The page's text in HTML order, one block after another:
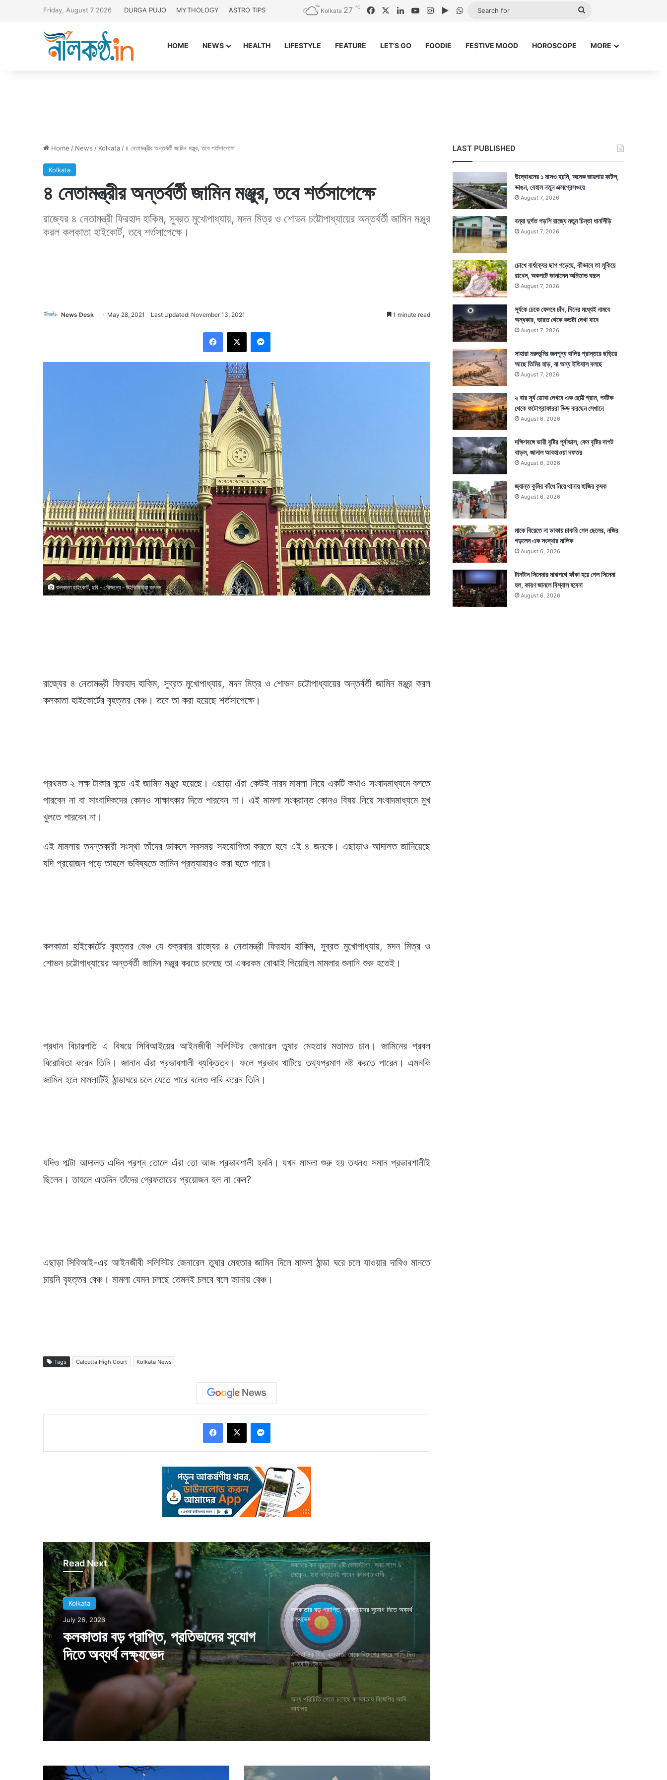
Friday, August 7 2026 DURGA PUJO MYTHOLOGY ASTRO TIPS Kolkata 27 ℃ FacebookLinkedInYouTubeInstagram
Google Play
WhatsApp
HOME NEWS HEALTH LIFESTYLE FEATURE LET’S GO FOODIE FESTIVE MOOD HOROSCOPE MORE
Home / News / Kolkata /৪ নেতামন্ত্রীর অন্তর্বর্তী জামিন মঞ্জুর, তবে শর্তসাপেক্ষে
Kolkata
৪ নেতামন্ত্রীর অন্তর্বর্তী জামিন মঞ্জুর, তবে শর্তসাপেক্ষে
রাজ্যের ৪ নেতামন্ত্রী ফিরহাদ হাকিম, সুব্রত মুখোপাধ্যায়, মদন মিত্র ও শোভন চট্টোপাধ্যায়ের অন্তর্বর্তী জামিন মঞ্জুর
করল কলকাতা হাইকোর্ট, তবে শর্তসাপেক্ষে।
News Desk May 28, 2021 Last Updated: November 13, 2021 1 minute read
কলকাতা হাইকোর্ট, ছবি - সৌজন্যে - উইকিমিডিয়া কমনস
রাজ্যের ৪ নেতামন্ত্রী ফিরহাদ হাকিম, সুব্রত মুখোপাধ্যায়, মদন মিত্র ও শোভন চট্টোপাধ্যায়ের অন্তর্বর্তী জামিন মঞ্জুর করল
কলকাতা হাইকোর্টের বৃহত্তর বেঞ্চ। তবে তা করা হয়েছে শর্তসাপেক্ষে।
প্রথমত ২ লক্ষ টাকার বন্ডে এই জামিন মঞ্জুর হয়েছে। এছাড়া এঁরা কেউই নারদ মামলা নিয়ে একটি কথাও সংবাদমাধ্যমে বলতে
পারবেন না বা সাংবাদিকদের কোনও সাক্ষাৎকার দিতে পারবেন না। এই মামলা সংক্রান্ত কোনও বিষয় নিয়ে সংবাদমাধ্যমে মুখ
খুলতে পারবেন না।
এই মামলায় তদন্তকারী সংস্থা তাঁদের ডাকলে সবসময় সহযোগিতা করতে হবে এই ৪ জনকে। এছাড়াও আদালত জানিয়েছে
যদি প্রয়োজন পড়ে তাহলে ভবিষ্যতে জামিন প্রত্যাহারও করা হতে পারে।
কলকাতা হাইকোর্টের বৃহত্তর বেঞ্চ যে শুক্রবার রাজ্যের ৪ নেতামন্ত্রী ফিরহাদ হাকিম, সুব্রত মুখোপাধ্যায়, মদন মিত্র ও
শোভন চট্টোপাধ্যায়ের অন্তর্বর্তী জামিন মঞ্জুর করতে চলেছে তা একরকম বোঝাই গিয়েছিল মামলার শুনানি শুরু হতেই।
প্রধান বিচারপতি এ বিষয়ে সিবিআইয়ের আইনজীবী সলিসিটর জেনারেল তুষার মেহতার মতামত চান। জামিনের প্রবল
বিরোধিতা করেন তিনি। জানান এঁরা প্রভাবশালী ব্যক্তিত্ব। ফলে প্রভাব খাটিয়ে তথ্যপ্রমাণ নষ্ট করতে পারেন। এমনকি
জামিন হলে মামলাটিই ঠান্ডাঘরে চলে যেতে পারে বলেও দাবি করেন তিনি।
যদিও পাল্টা আদালত এদিন প্রশ্ন তোলে এঁরা তো আজ প্রভাবশালী হননি। যখন মামলা শুরু হয় তখনও সমান প্রভাবশালীই
ছিলেন। তাহলে এতদিন তাঁদের গ্রেফতারের প্রয়োজন হল না কেন?
এছাড়া সিবিআই-এর আইনজীবী সলিসিটর জেনারেল তুষার মেহতার জামিন দিলে মামলা ঠান্ডা ঘরে চলে যাওয়ার দাবিও মানতে
চায়নি বৃহত্তর বেঞ্চ। মামলা যেমন চলছে তেমনই চলবে বলে জানায় বেঞ্চ।
Tags Calcutta High Court Kolkata News
Read Next
Kolkata
July 26, 2026
কলকাতার বড় প্রাপ্তি, প্রতিভাদের সুযোগ
দিতে অব্যর্থ লক্ষ্যভেদ
Kolkata
July 18, 2026
ঐতিহাসিক দিন, কলকাতা থেকে বিদেশের
শহরে পাড়ি দিল পণ্যবাহী ট্রেন
সবচেয়ে কম দূরত্বের ২টি রেলস্টেশন, সময় লাগে ৯
সেকেন্ড, হাত বাড়ালেই পাবেন কলকাতাবাসী
কলকাতার বড় প্রাপ্তি, প্রতিভাদের সুযোগ দিতে অব্যর্থ
লক্ষ্যভেদ
ঐতিহাসিক দিন, কলকাতা থেকে বিদেশের শহরে পাড়ি দিল
পণ্যবাহী ট্রেন
অন্য পরিচিতি পেতে চলেছে কলকাতায় বিজেপির আদি
কার্যালয়
জ
LAST PUBLISHED
উদ্বোধনের ১ মাসও হয়নি, অনেক জায়গায় ফাটল,
ভাঙন, বেহাল নতুন এক্সপ্রেসওয়ে
August 7, 2026
বন্যা দুর্গত পড়শি রাজ্যে নতুন চিন্তা ধানসিঁড়ি
August 7, 2026
চোখে বার্ধক্যের ছাপ পড়েছে, কীভাবে তা লুকিয়ে
রাখেন, অকপটে জানালেন অমিতাভ বচ্চন
August 7, 2026
সূর্যকে ঢেকে ফেলবে চাঁদ, দিনের মধ্যেই নামবে
অন্ধকার, ভারত থেকে কতটা দেখা যাবে
August 7, 2026
সাহারা মরুভূমির জনশূন্য বালির প্রান্তরে ছড়িয়ে
আছে তিমির হাড়, যা অন্য ইতিহাস বলছে
August 7, 2026
২ বার সূর্য ডোবা দেখবে এক ছোট্ট গ্রাম, পর্যটক
থেকে ফটোগ্রাফাররা ভিড় করছেন সেখানে
August 6, 2026
দক্ষিণবঙ্গে ভারী বৃষ্টির পূর্বাভাস, কেন বৃষ্টির দাপট
বাড়ল, জানাল আবহাওয়া দফতর
August 6, 2026
জ্যান্ত কুমির কাঁধে নিয়ে থানায় হাজির কৃষক
August 6, 2026
মাকে বিয়েতে না ডাকায় চাকরি গেল ছেলের, নজির
গড়লেন এক সংস্থার মালিক
August 6, 2026
টানটান সিনেমার মাঝপথে ফাঁকা হয়ে গেল সিনেমা
হল, কারণ জানলে বিশ্বাস হবেনা
August 6, 2026